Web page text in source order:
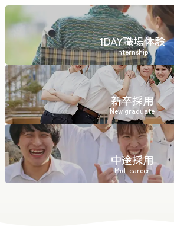
1DAY職場体験
Internship
新卒採用
New graduate
中途採用
Mid-career